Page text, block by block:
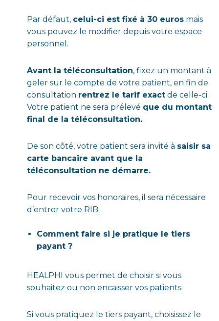
Par défaut, celui-ci est fixé à 30 euros mais
vous pouvez le modifier depuis votre espace
personnel.
Avant la téléconsultation, fixez un montant à
geler sur le compte de votre patient, en fin de
consultation rentrez le tarif exact de celle-ci.
Votre patient ne sera prélevé que du montant
final de la téléconsultation.
De son côté, votre patient sera invité à saisir sa
carte bancaire avant que la
téléconsultation ne démarre.
Pour recevoir vos honoraires, il sera nécessaire
d’entrer votre RIB.
Comment faire si je pratique le tiers
payant ?
HEALPHI vous permet de choisir si vous
souhaitez ou non encaisser vos patients.
Si vous pratiquez le tiers payant, choisissez le